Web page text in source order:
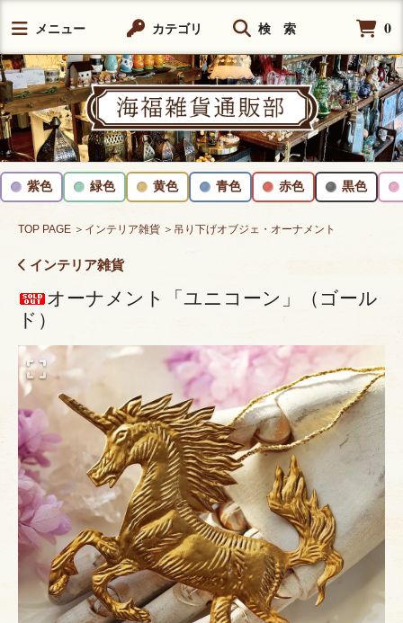
メニュー カテゴリ 検 索 0
紫色 緑色 黄色 青色 赤色 黒色
TOP PAGE ＞インテリア雑貨 ＞吊り下げオブジェ・オーナメント
インテリア雑貨
オーナメント「ユニコーン」（ゴール
ド）